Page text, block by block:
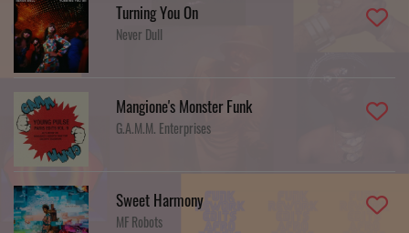
Turning You On
Never Dull
Mangione's Monster Funk
G.A.M.M. Enterprises
Sweet Harmony
MF Robots